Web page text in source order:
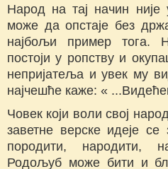
Народ на тај начин
може да опстаје без
најбољи пример тога.
постоји у ропству и
непријатеља и увек му
најчешће каже: «
Човек који воли свој
заветне верске идеје
породити, народити,
Родољуб може бити и